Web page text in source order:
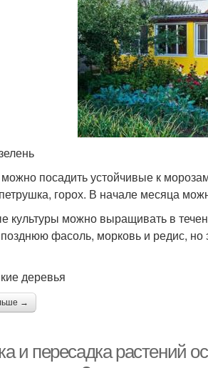
посадить устойчивые к
горох. В начале месяца
культуры можно выращивать в
фасоль, морковь и редис, но
деревья
→
и пересадка растений